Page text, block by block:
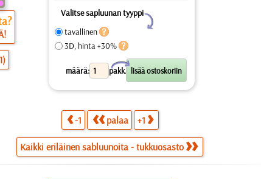
Valitse sapluunan tyyppi
Y
tavallinen
3D, hinta +30%
määrä: pakk.
X
-1 palaa +1
Kaikki eriläinen sabluunoita - tukkuosasto